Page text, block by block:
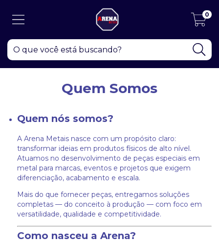
0
Quem Somos
Quem nós somos?
A Arena Metais nasce com um propósito claro:
transformar ideias em produtos físicos de alto nível.
Atuamos no desenvolvimento de peças especiais em
metal para marcas, eventos e projetos que exigem
diferenciação, acabamento e escala.
Mais do que fornecer peças, entregamos soluções
completas — do conceito à produção — com foco em
versatilidade, qualidade e competitividade.
Como nasceu a Arena?